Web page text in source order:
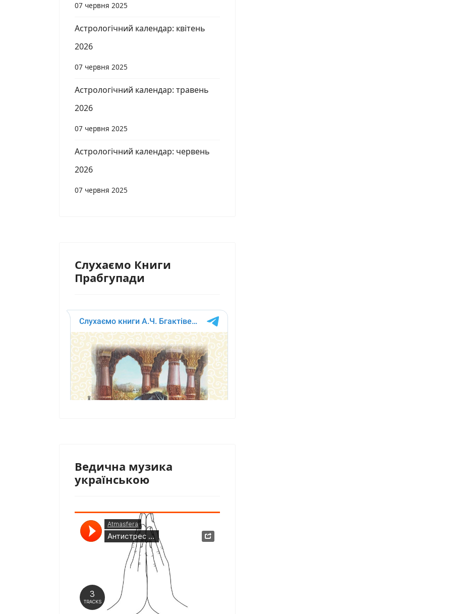
07 червня 2025
Астрологічний календар: квітень
2026
07 червня 2025
Астрологічний календар: травень
2026
07 червня 2025
Астрологічний календар: червень
2026
07 червня 2025
Слухаємо Книги
Прабгупади
Ведична музика
українською